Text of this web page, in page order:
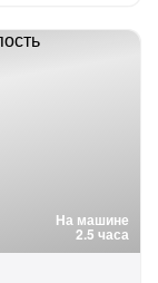
На машине
2.5 часа